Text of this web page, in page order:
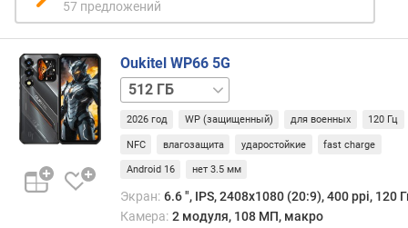
с
о
а
(
Г
Г
ц
я
57 предложений
Oukitel WP66 5G
256 ГБ
2026 год WP (защищенный) для военных 120 Гц
NFC влагозащита ударостойкие fast charge
Android 16 нет 3.5 мм
Экран: 6.6 ", IPS, 2408х1080 (20:9), 400 ppi, 120
Камера: 2 модуля, 108 МП, макро